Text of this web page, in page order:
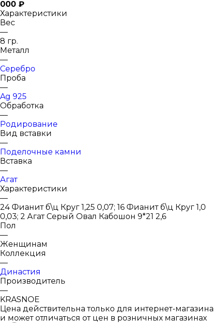
000 ₽
Характеристики
Вес
—
8 гр.
Металл
—
Серебро
Проба
—
Ag 925
Обработка
—
Родирование
Вид вставки
—
Поделочные камни
Вставка
—
Агат
Характеристики
—
24 Фианит б\ц Круг 1,25 0,07; 16 Фианит б\ц Круг 1,0
0,03; 2 Агат Серый Овал Кабошон 9*21 2,6
Пол
—
Женщинам
Коллекция
—
Династия
Производитель
—
KRASNOE
Цена действительна только для интернет-магазина
и может отличаться от цен в розничных магазинах